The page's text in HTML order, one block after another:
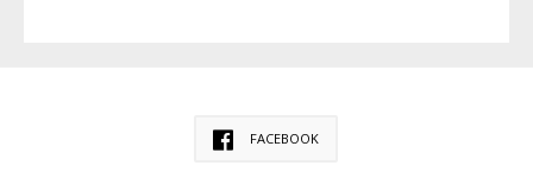
FACEBOOK